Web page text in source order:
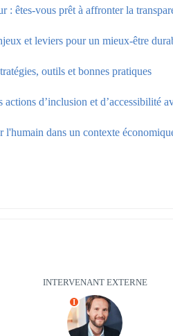
: êtes-vous prêt à affronter la
et leviers pour un mieux-être
outils et bonnes pratiques
d’inclusion et d’accessibilité
l'humain dans un contexte
INTERVENANT EXTERNE
I